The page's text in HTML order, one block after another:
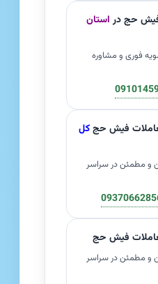
حج دراستان
فوری و مشاوره
فیش حجکل
و مطمئن در سراسر
فیش حج
و مطمئن در سراسر